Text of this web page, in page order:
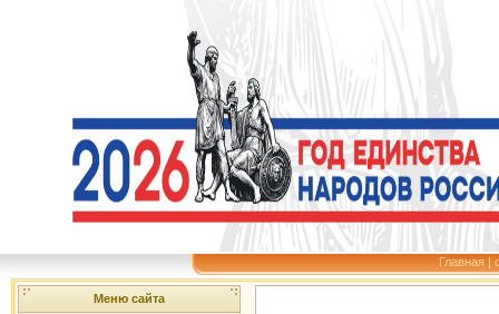
Главная |
Меню сайта